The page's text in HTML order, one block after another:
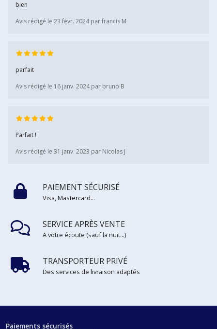
bien
Avis rédigé le 23 févr. 2024 par francis M
parfait
Avis rédigé le 16 janv. 2024 par bruno B
Parfait !
Avis rédigé le 31 janv. 2023 par Nicolas J
PAIEMENT SÉCURISÉ
Visa, Mastercard...
SERVICE APRÈS VENTE
A votre écoute (sauf la nuit...)
TRANSPORTEUR PRIVÉ
Des services de livraison adaptés
Paiements sécurisés